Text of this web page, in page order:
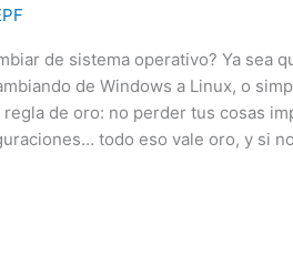
de sistema operativo? Ya sea
de Windows a Linux, o
de oro: no perder tus cosas
todo eso vale oro, y si